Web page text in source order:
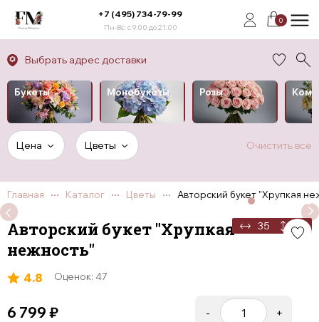
+7 (495) 734-79-99
Пн-Вс: с 9:00 до 21:00
0
Выбрать адрес доставки
Букеты Монобукеты Розы
Цена Цветы Очистить всё
Главная Каталог Цветы Авторский букет "Хрупкая
35 50
Авторский букет "Хрупкая
нежность"
4.8 Оценок: 47
6 799 ₽ - +